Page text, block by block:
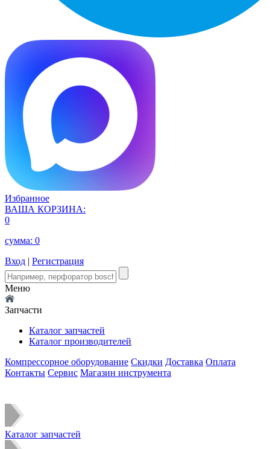
Избранное
ВАША КОРЗИНА:
0
сумма: 0
Вход | Регистрация
Меню
Запчасти
Каталог запчастей
Каталог производителей
Компрессорное оборудование Скидки Доставка Оплата
Контакты Сервис Магазин инструмента
Каталог запчастей